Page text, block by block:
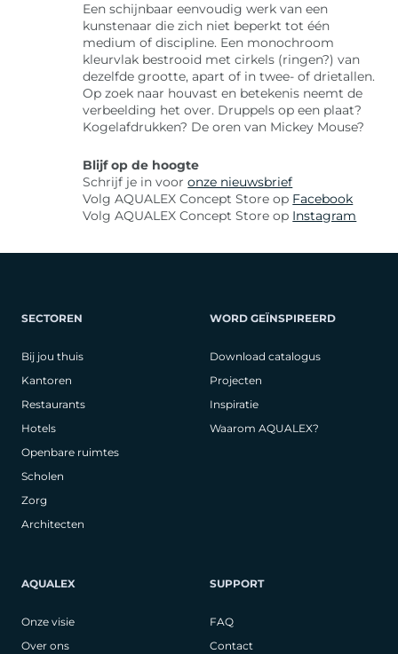
Een schijnbaar eenvoudig werk van een
kunstenaar die zich niet beperkt tot één
medium of discipline. Een monochroom
kleurvlak bestrooid met cirkels (ringen?) van
dezelfde grootte, apart of in twee- of drietallen.
Op zoek naar houvast en betekenis neemt de
verbeelding het over. Druppels op een plaat?
Kogelafdrukken? De oren van Mickey Mouse?
Blijf op de hoogte
Schrijf je in vooronze nieuwsbrief
Volg AQUALEX Concept Store op Facebook
Volg AQUALEX Concept Store op Instagram
SECTOREN
Bij jou thuis
Kantoren
Restaurants
Hotels
Openbare ruimtes
Scholen
Zorg
Architecten
WORD GEÏNSPIREERD
Download catalogus
Projecten
Inspiratie
Waarom AQUALEX?
AQUALEX
Onze visie
Over ons
SUPPORT
FAQ
Contact